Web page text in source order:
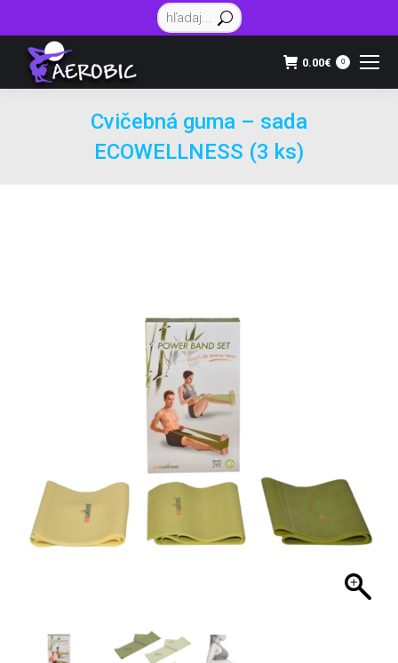
Vyhľadávanie:
0.00€ 0
Cvičebná guma – sada
ECOWELLNESS (3 ks)